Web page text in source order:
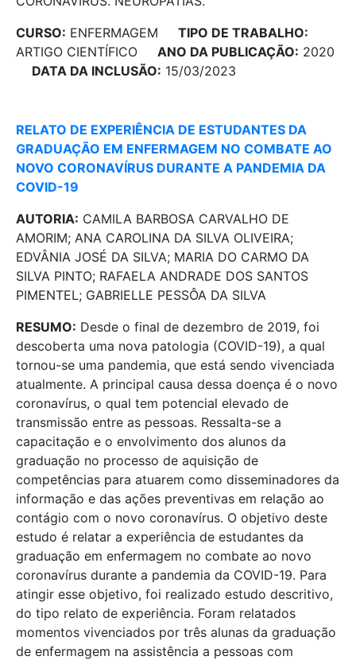
CURSO: ENFERMAGEM
TIPO DE TRABALHO:
ARTIGO CIENTÍFICO
ANO DA PUBLICAÇÃO: 2020
DATA DA INCLUSÃO: 15/03/2023
RELATO DE EXPERIÊNCIA DE ESTUDANTES DA
GRADUAÇÃO EM ENFERMAGEM NO COMBATE AO
NOVO CORONAVÍRUS DURANTE A PANDEMIA DA
COVID-19
AUTORIA: CAMILA BARBOSA CARVALHO DE
AMORIM; ANA CAROLINA DA SILVA OLIVEIRA;
EDVÂNIA JOSÉ DA SILVA; MARIA DO CARMO DA
SILVA PINTO; RAFAELA ANDRADE DOS SANTOS
PIMENTEL; GABRIELLE PESSÔA DA SILVA
RESUMO: Desde o final de dezembro de 2019, foi
descoberta uma nova patologia (COVID-19), a qual
tornou-se uma pandemia, que está sendo vivenciada
atualmente. A principal causa dessa doença é o novo
coronavírus, o qual tem potencial elevado de
transmissão entre as pessoas. Ressalta-se a
capacitação e o envolvimento dos alunos da
graduação no processo de aquisição de
competências para atuarem como disseminadores da
informação e das ações preventivas em relação ao
contágio com o novo coronavírus. O objetivo deste
estudo é relatar a experiência de estudantes da
graduação em enfermagem no combate ao novo
coronavírus durante a pandemia da COVID-19. Para
atingir esse objetivo, foi realizado estudo descritivo,
do tipo relato de experiência. Foram relatados
momentos vivenciados por três alunas da graduação
de enfermagem na assistência a pessoas com